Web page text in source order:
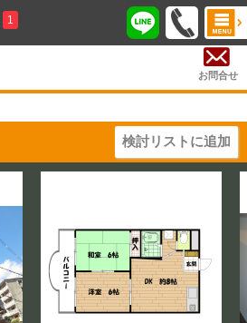
1
お問合せ
検討リストに追加